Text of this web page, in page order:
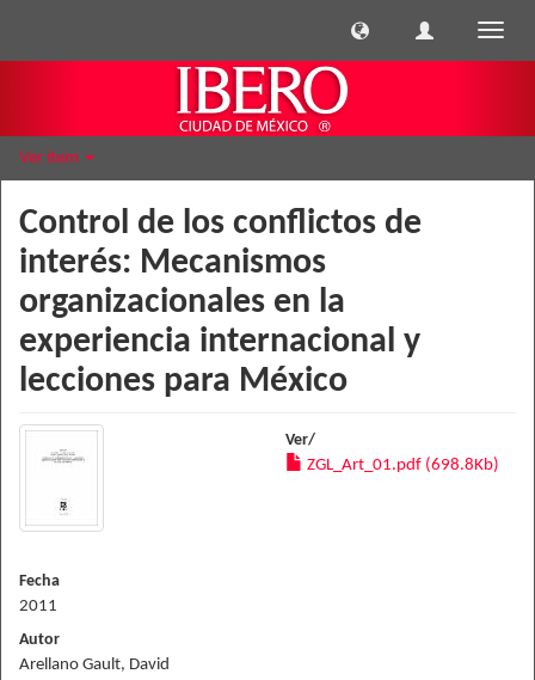
Ver ítem
Control de los conflictos de
interés: Mecanismos
organizacionales en la
experiencia internacional y
lecciones para México
Ver/
ZGL_Art_01.pdf (698.8Kb)
Fecha
2011
Autor
Arellano Gault, David